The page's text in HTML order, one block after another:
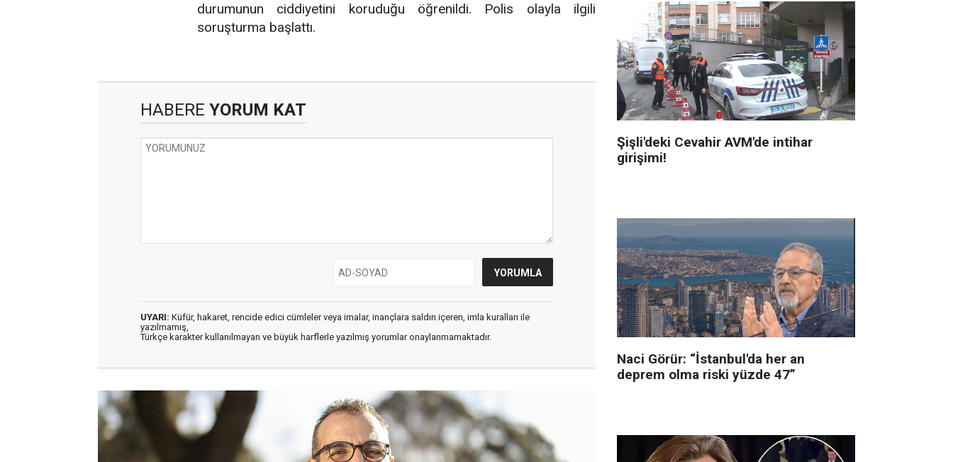
durumunun ciddiyetini koruduğu öğrenildi. Polis olayla ilgili
soruşturma başlattı.
HABERE YORUM KAT
UYARI: Küfür, hakaret, rencide edici cümleler veya imalar, inançlara saldırı içeren, imla kuralları ile
yazılmamış,
Türkçe karakter kullanılmayan ve büyük harflerle yazılmış yorumlar onaylanmamaktadır.
Şişli'deki Cevahir AVM'de intihar
girişimi!
Naci Görür: “İstanbul'da her an
deprem olma riski yüzde 47”